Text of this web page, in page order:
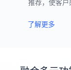
了解更多